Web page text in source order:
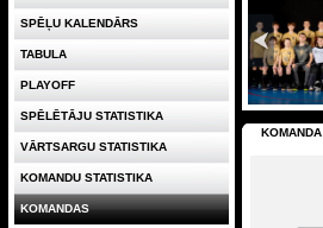
KOMANDA
SPĒĻU KALENDĀRS
TABULA
PLAYOFF
SPĒLĒTĀJU STATISTIKA
VĀRTSARGU STATISTIKA
KOMANDU STATISTIKA
KOMANDAS